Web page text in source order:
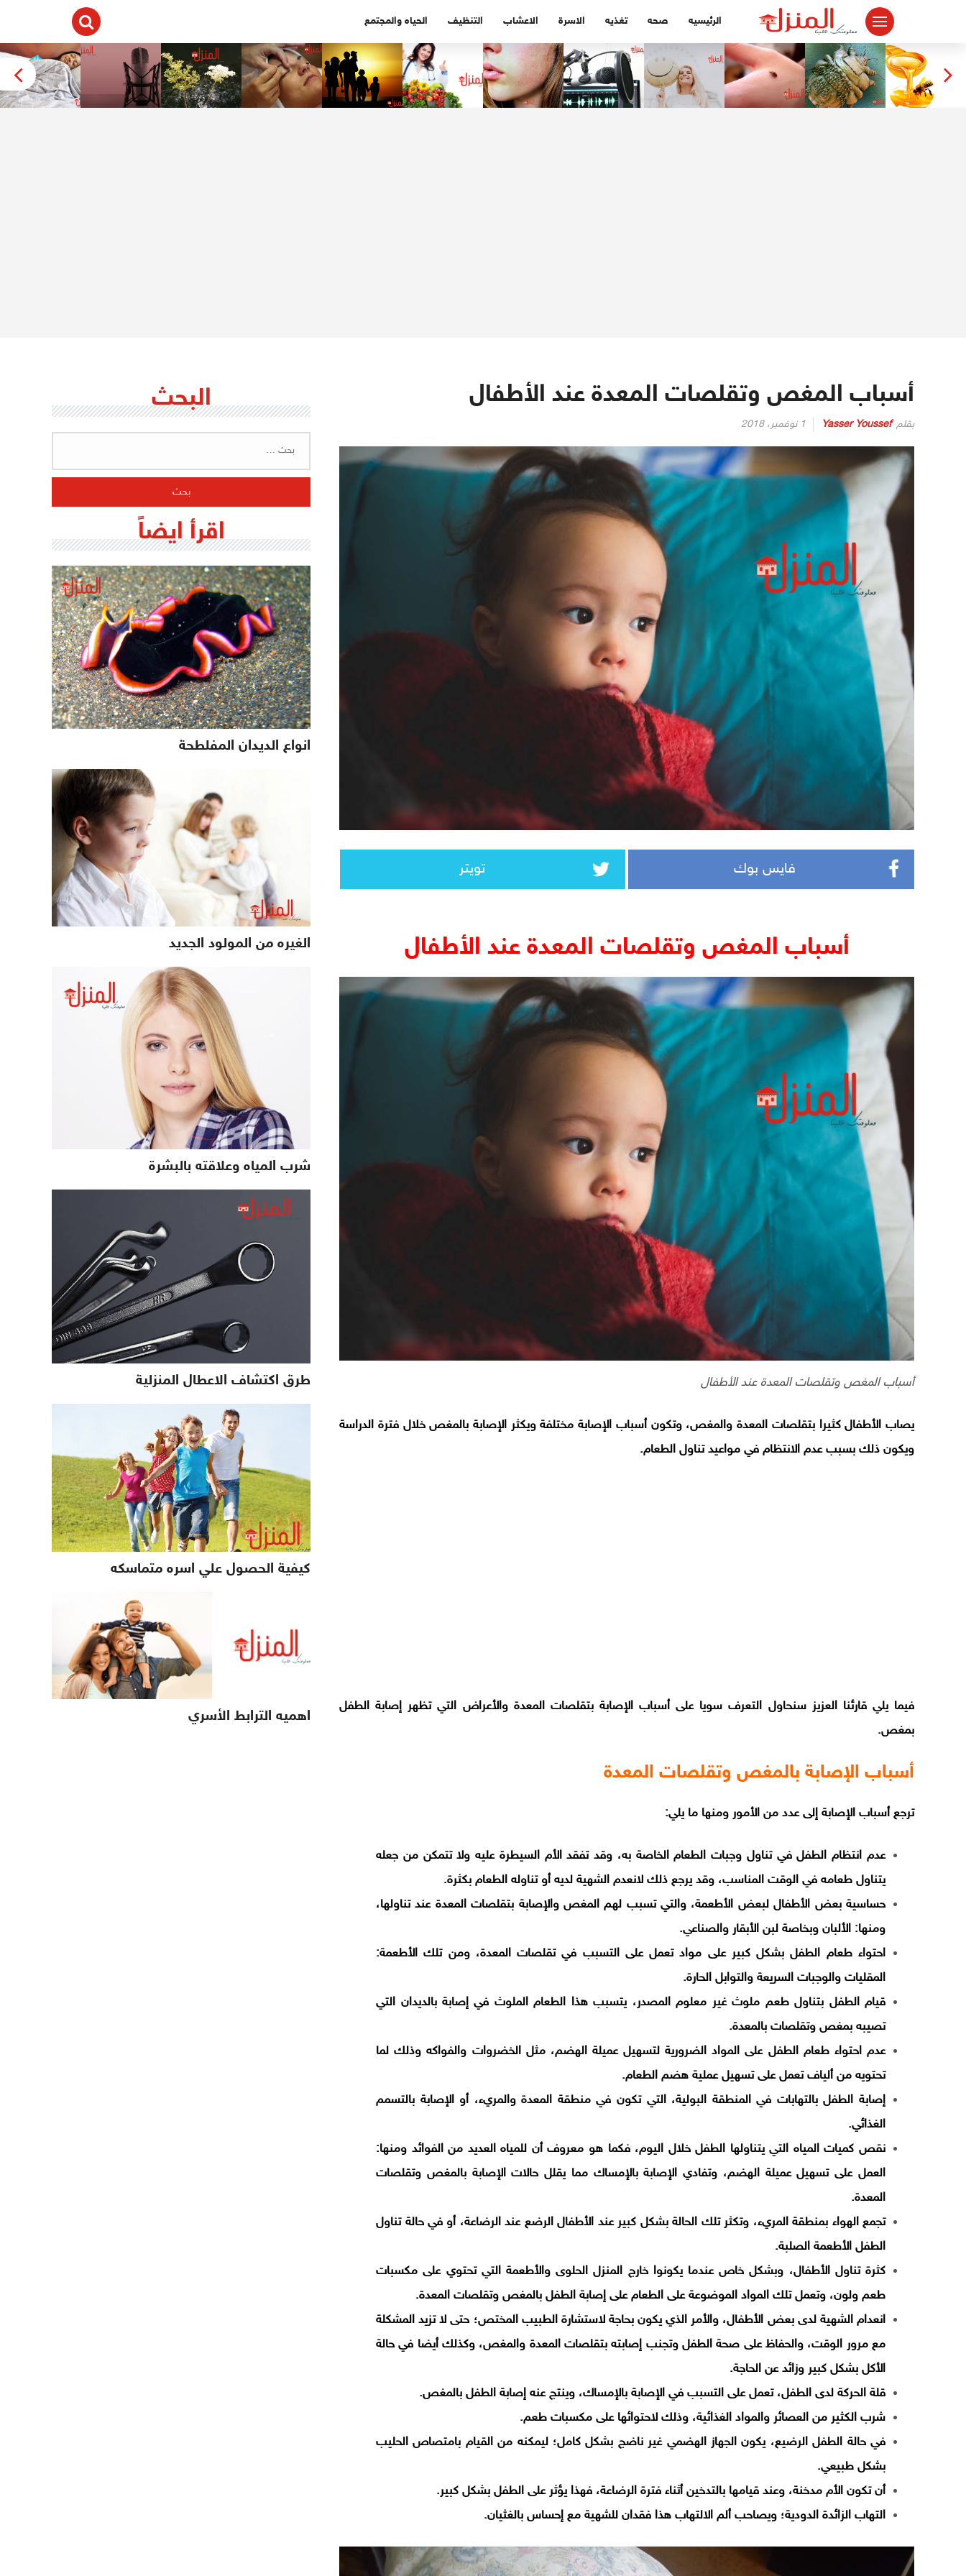
الرئيسيه صحه تغذيه الاسرة الاعشاب التنظيف الحياه والمجتمع
أسباب المغص وتقلصات المعدة عند الأطفال
بقلم Yasser Youssef 1 نوفمبر، 2018
فايس بوك تويتر
أسباب المغص وتقلصات المعدة عند الأطفال
أسباب المغص وتقلصات المعدة عند الأطفال
يصاب الأطفال كثيرا بتقلصات المعدة والمغص، وتكون أسباب الإصابة مختلفة ويكثر الإصابة بالمغص خلال فترة الدراسة
ويكون ذلك بسبب عدم الانتظام في مواعيد تناول الطعام.
فيما يلي قارئنا العزيز سنحاول التعرف سويا على أسباب الإصابة بتقلصات المعدة والأعراض التي تظهر إصابة الطفل
بمغص.
أسباب الإصابة بالمغص وتقلصات المعدة
ترجع أسباب الإصابة إلى عدد من الأمور ومنها ما يلي:
عدم انتظام الطفل في تناول وجبات الطعام الخاصة به، وقد تفقد الأم السيطرة عليه ولا تتمكن من جعله
يتناول طعامه في الوقت المناسب، وقد يرجع ذلك لانعدم الشهية لديه أو تناوله الطعام بكثرة.
حساسية بعض الأطفال لبعض الأطعمة، والتي تسبب لهم المغص والإصابة بتقلصات المعدة عند تناولها،
ومنها: الألبان وبخاصة لبن الأبقار والصناعي.
احتواء طعام الطفل بشكل كبير على مواد تعمل على التسبب في تقلصات المعدة، ومن تلك الأطعمة:
المقليات والوجبات السريعة والتوابل الحارة.
قيام الطفل بتناول طعم ملوث غير معلوم المصدر، يتسبب هذا الطعام الملوث في إصابة بالديدان التي
تصيبه بمغص وتقلصات بالمعدة.
عدم احتواء طعام الطفل على المواد الضرورية لتسهيل عميلة الهضم، مثل الخضروات والفواكه وذلك لما
تحتويه من ألياف تعمل على تسهيل عملية هضم الطعام.
إصابة الطفل بالتهابات في المنطقة البولية، التي تكون في منطقة المعدة والمريء، أو الإصابة بالتسمم
الغذائي.
نقص كميات المياه التي يتناولها الطفل خلال اليوم، فكما هو معروف أن للمياه العديد من الفوائد ومنها:
العمل على تسهيل عميلة الهضم، وتفادي الإصابة بالإمساك مما يقلل حالات الإصابة بالمغص وتقلصات
المعدة.
تجمع الهواء بمنطقة المريء، وتكثر تلك الحالة بشكل كبير عند الأطفال الرضع عند الرضاعة، أو في حالة تناول
الطفل الأطعمة الصلبة.
كثرة تناول الأطفال، وبشكل خاص عندما يكونوا خارج المنزل الحلوى والأطعمة التي تحتوي على مكسبات
طعم ولون، وتعمل تلك المواد الموضوعة على الطعام على إصابة الطفل بالمغص وتقلصات المعدة.
انعدام الشهية لدى بعض الأطفال، والأمر الذي يكون بحاجة لاستشارة الطبيب المختص؛ حتى لا تزيد المشكلة
مع مرور الوقت، والحفاظ على صحة الطفل وتجنب إصابته بتقلصات المعدة والمغص، وكذلك أيضا في حالة
الأكل بشكل كبير وزائد عن الحاجة.
قلة الحركة لدى الطفل، تعمل على التسبب في الإصابة بالإمساك، وينتج عنه إصابة الطفل بالمغص.
شرب الكثير من العصائر والمواد الغذائية، وذلك لاحتوائها على مكسبات طعم.
في حالة الطفل الرضيع، يكون الجهاز الهضمي غير ناضج بشكل كامل؛ ليمكنه من القيام بامتصاص الحليب
بشكل طبيعي.
أن تكون الأم مدخنة، وعند قيامها بالتدخين أثناء فترة الرضاعة، فهذا يؤثر على الطفل بشكل كبير.
التهاب الزائدة الدودية؛ ويصاحب ألم الالتهاب هذا فقدان للشهية مع إحساس بالغثيان.
البحث
اقرأ ايضاً
انواع الديدان المفلطحة
الغيره من المولود الجديد
شرب المياه وعلاقته بالبشرة
طرق اكتشاف الاعطال المنزلية
كيفية الحصول علي اسره متماسكه
اهميه الترابط الأسري